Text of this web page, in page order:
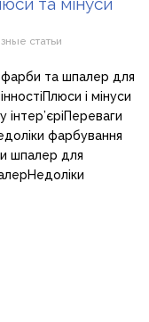
Украины
статьи
фарби та шпалер для
і мінуси
інтер’єріПереваги
фарбування
шпалер для